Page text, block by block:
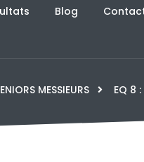
Blog
MESSIEURS EQ 8 :